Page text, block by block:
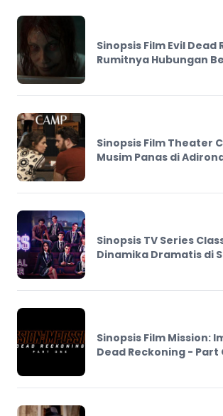
Sinopsis Film Evil Dead
Rumitnya Hubungan
Sinopsis Film Theater
Musim Panas di
Sinopsis TV Series
Dinamika Dramatis di
Sinopsis Film Mission:
Dead Reckoning - Part